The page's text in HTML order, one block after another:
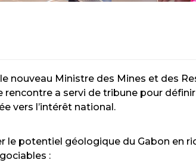
nouveau Ministre des Mines et des
a servi de tribune pour
vers l’intérêt national.
potentiel géologique du Gabon en
: